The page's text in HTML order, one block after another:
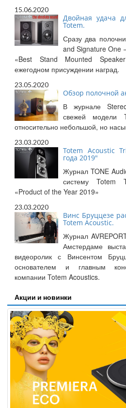
15.06.2020
Двойная удача
Totem.
Сразу два
and Signature One
«Best Stand Mounted
ежегодном присуждении наград.
23.05.2020
Обзор полочной
В журнале
свежей модели
относительно небольшой, но
23.03.2020
Totem Acoustic
года 2019"
Журнал TONE
систему Totem
«Product of the Year 2019»
23.03.2020
Винс Бруццезе
Totem Acoustic.
Журнал
Амстердаме
видеоролик с Винсентом
основателем и главным
компании Totem Acoustics.
Акции и новинки